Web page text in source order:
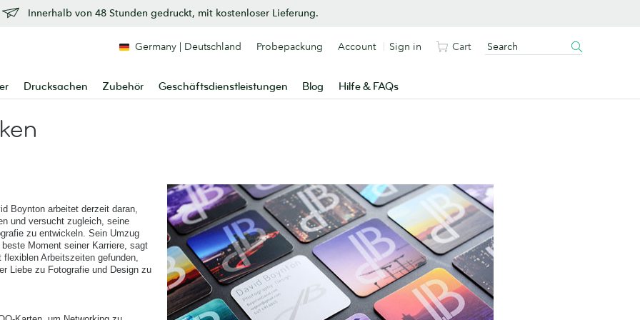
Innerhalb von 48 Stunden gedruckt, mit kostenloser Lieferung.
Drucksachen Zubehör Geschäftsdienstleistungen Blog Hilfe & FAQs
Germany | Deutschland Probepackung Account Sign in Cart
Boynton arbeitet derzeit daran,
und versucht zugleich, seine
zu entwickeln. Sein Umzug
Moment seiner Karriere, sagt
Arbeitszeiten gefunden,
Liebe zu Fotografie und Design zu